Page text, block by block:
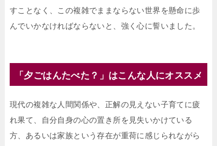
すことなく、この複雑でままならない世界を懸命に歩
んでいかなければならないと、強く心に誓いました。
「夕ごはんたべた？」はこんな人にオススメ
現代の複雑な人間関係や、正解の見えない子育てに疲
れ果て、自分自身の心の置き所を見失いかけている
方、あるいは家族という存在が重荷に感じられながら